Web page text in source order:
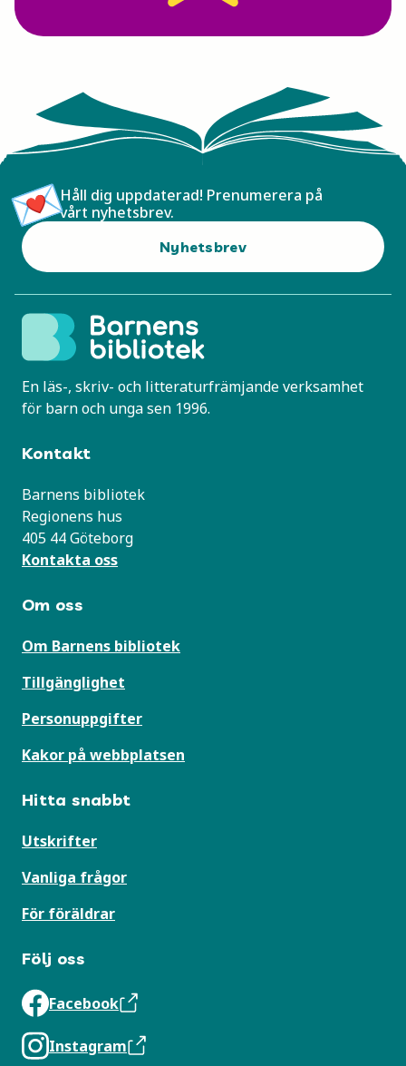
Håll dig uppdaterad! Prenumerera på
vårt nyhetsbrev.
Nyhetsbrev
En läs-, skriv- och litteraturfrämjande verksamhet
för barn och unga sen 1996.
Kontakt
Barnens bibliotek
Regionens hus
405 44 Göteborg
Kontakta oss
Om oss
Om Barnens bibliotek
Tillgänglighet
Personuppgifter
Kakor på webbplatsen
Hitta snabbt
Utskrifter
Vanliga frågor
För föräldrar
Följ oss
Facebook
Instagram